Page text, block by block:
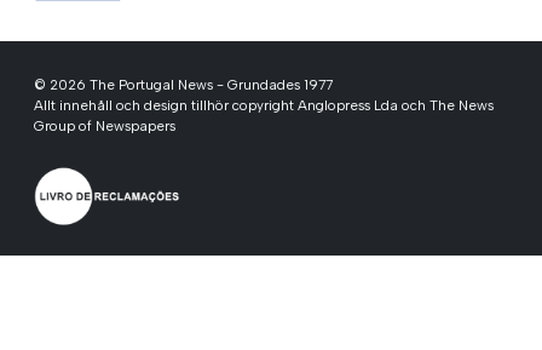
© 2026 The Portugal News - Grundades 1977
Allt innehåll och design tillhör copyright Anglopress Lda och The News
Group of Newspapers